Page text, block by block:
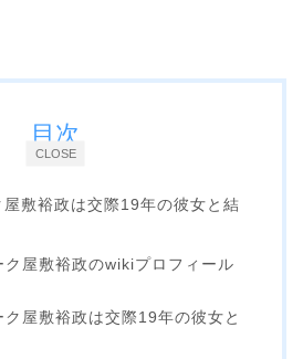
CLOSE
目次
屋敷裕政は交際19年の彼女と結
ク屋敷裕政のwikiプロフィール
ク屋敷裕政は交際19年の彼女と